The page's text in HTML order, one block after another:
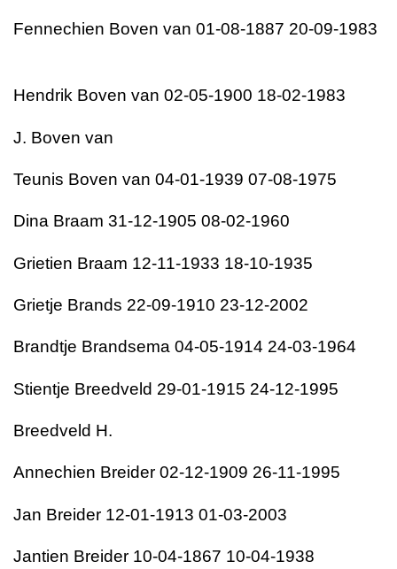
Fennechien Boven van 01-08-1887 20-09-1983
Hendrik Boven van 02-05-1900 18-02-1983
J. Boven van
Teunis Boven van 04-01-1939 07-08-1975
Dina Braam 31-12-1905 08-02-1960
Grietien Braam 12-11-1933 18-10-1935
Grietje Brands 22-09-1910 23-12-2002
Brandtje Brandsema 04-05-1914 24-03-1964
Stientje Breedveld 29-01-1915 24-12-1995
Breedveld H.
Annechien Breider 02-12-1909 26-11-1995
Jan Breider 12-01-1913 01-03-2003
Jantien Breider 10-04-1867 10-04-1938